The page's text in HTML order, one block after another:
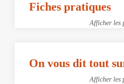
Fiches pratiques
Afficher les
On vous dit tout
Afficher les